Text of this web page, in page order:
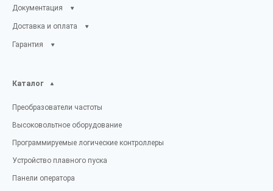
Документация
Доставка и оплата
Гарантия
Каталог
Преобразователи частоты
Высоковольтное оборудование
Программируемые логические контроллеры
Устройство плавного пуска
Панели оператора